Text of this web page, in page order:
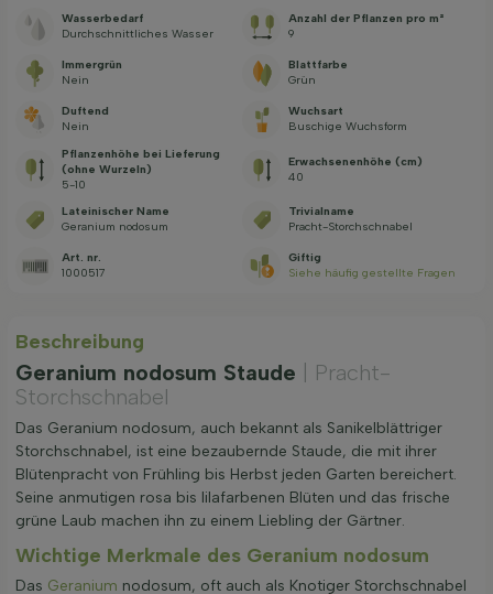
Wasserbedarf
Durchschnittliches Wasser
Anzahl der Pflanzen pro m²
9
Immergrün
Nein
Blattfarbe
Grün
Duftend
Nein
Wuchsart
Buschige Wuchsform
Pflanzenhöhe bei Lieferung
(ohne Wurzeln)
5-10
Erwachsenenhöhe (cm)
40
Lateinischer Name
Geranium nodosum
Trivialname
Pracht-Storchschnabel
Art. nr.
1000517
Giftig
Siehe häufig gestellte Fragen
Beschreibung
Geranium nodosum Staude
| Pracht-
Storchschnabel
Das Geranium nodosum, auch bekannt als Sanikelblättriger
Storchschnabel, ist eine bezaubernde Staude, die mit ihrer
Blütenpracht von Frühling bis Herbst jeden Garten bereichert.
Seine anmutigen rosa bis lilafarbenen Blüten und das frische
grüne Laub machen ihn zu einem Liebling der Gärtner.
Wichtige Merkmale des Geranium nodosum
Das Geranium nodosum, oft auch als Knotiger Storchschnabel